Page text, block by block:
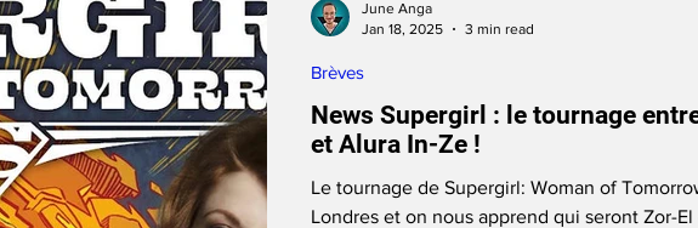
News Supergirl : le tournage
et Alura In-Ze !
Le tournage de Supergirl: Woman of
Londres et on nous apprend qui seront Zor-
Brèves
June Anga
Jan 18, 2025
3 min read